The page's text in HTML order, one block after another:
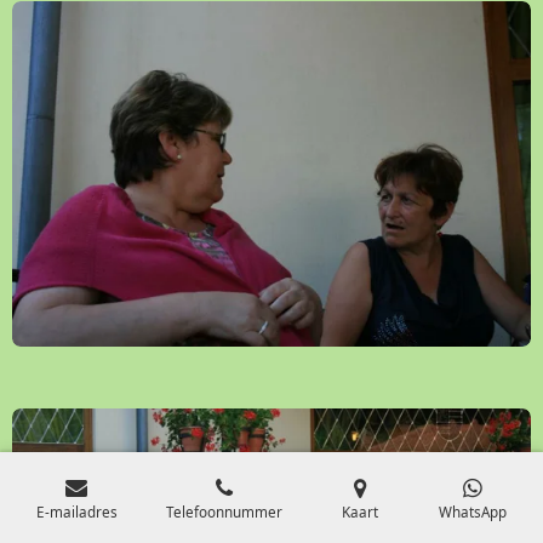
e
E-mailadres Telefoonnummer Kaart WhatsApp